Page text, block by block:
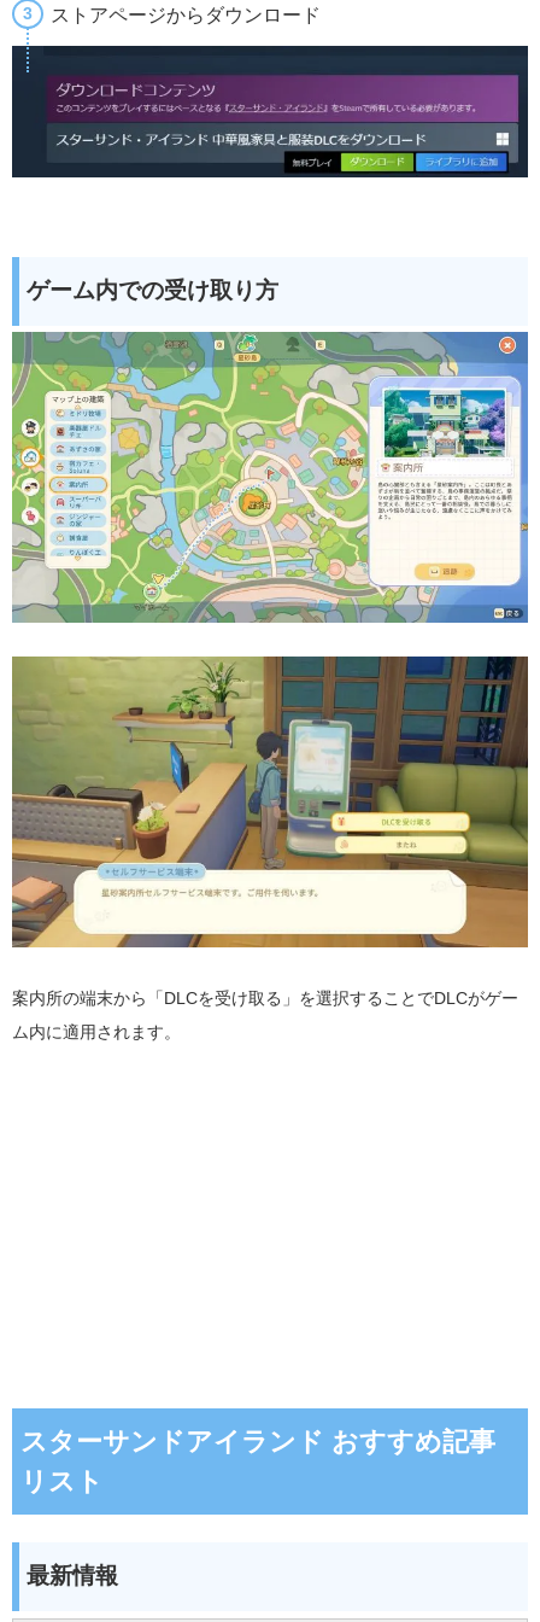
ストアページからダウンロード
ゲーム内での受け取り方
案内所の端末から「DLCを受け取る」を選択することでDLCがゲー
ム内に適用されます。
スターサンドアイランド おすすめ記事
リスト
最新情報